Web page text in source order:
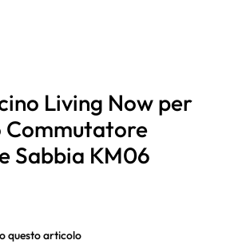
Living Now per
Commutatore
Sabbia KM06
questo articolo